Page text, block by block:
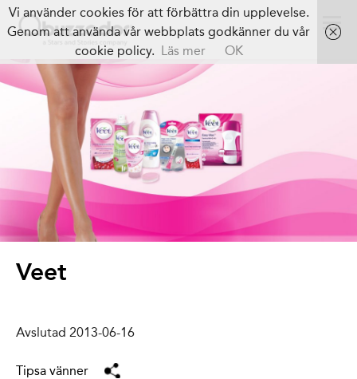
Veet
Avslutad 2013-06-16
Tipsa vänner
Vi använder cookies för att förbättra din upplevelse.
Genom att använda vår webbplats godkänner du vår
cookie policy. Läs mer OK